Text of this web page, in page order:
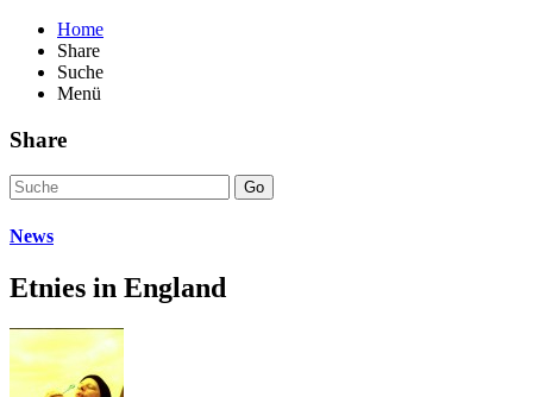
Home
Share
Suche
Menü
Share
Go
News
Etnies in England